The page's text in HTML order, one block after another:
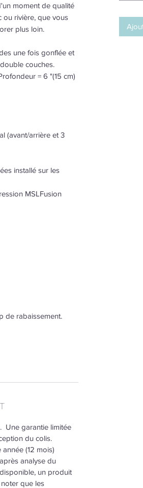
moment de qualité
ou rivière, que vous
plus loin.
une fois gonflée et
couches.
= 6 "(15 cm)
(avant/arrière et 3
installé sur les
MSLFusion
de rabaissement.
Une garantie limitée
du colis.
(12 mois)
analyse du
un produit
que les